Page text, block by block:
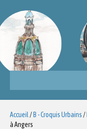
Accueil / B - Croquis Urbains /
à Angers